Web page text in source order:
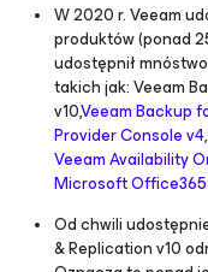
W 2020 r. Veeam
produktów (ponad
udostępnił
takich jak: Veeam
v10,Veeam Backup
Provider Console v4,
Veeam Availability
Microsoft Office365
Od chwili
& Replication v10